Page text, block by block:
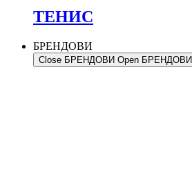
ТЕНИС
БРЕНДОВИ
Close БРЕНДОВИ Open БРЕНДОВИ